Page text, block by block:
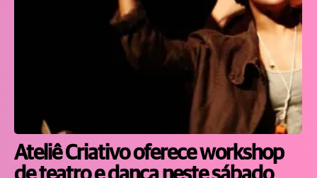
Ateliê Criativo oferece workshop